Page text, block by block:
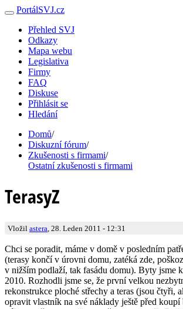
PortálSVJ.cz
Přehled SVJ
Odkazy
Mapa webu
Legislativa
Firmy
FAQ
Diskuse
Přihlásit se
Hledání
Domů/
Diskuzní fórum/
Zkušenosti s firmami/
Ostatní zkušenosti s firmami
TerasyZ
Vložil astera , 28. Leden 2011 - 12:31
Chci se poradit, máme v domě v posledním
(terasy končí v úrovni domu, zatéká zde,
v nižším podlaží, tak fasádu domu). Byty jsme
2010. Rozhodli jsme se, že první velkou
rekonstrukce ploché střechy a teras (jsou čtyři,
opravit vlastník na své náklady ještě před